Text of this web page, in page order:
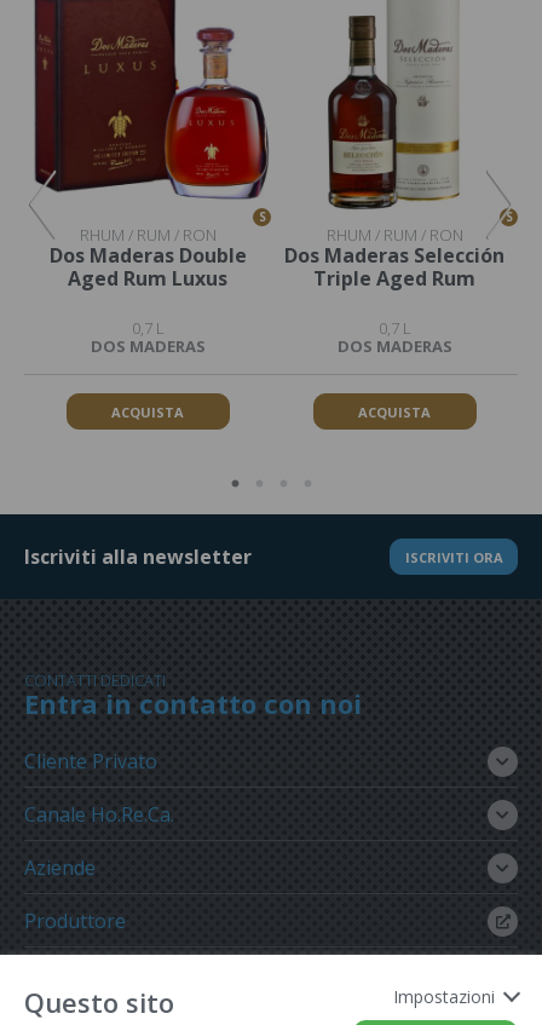
S
RHUM / RUM / RON
Dos Maderas Double
Aged Rum Luxus
0,7 L
DOS MADERAS
ACQUISTA
S
RHUM / RUM / RON
Dos Maderas Selección
Triple Aged Rum
0,7 L
DOS MADERAS
ACQUISTA
Iscriviti alla newsletter ISCRIVITI ORA
CONTATTI DEDICATI
Entra in contatto con noi
Cliente Privato
Canale Ho.Re.Ca.
Aziende
Produttore
Questo sito
Impostazioni